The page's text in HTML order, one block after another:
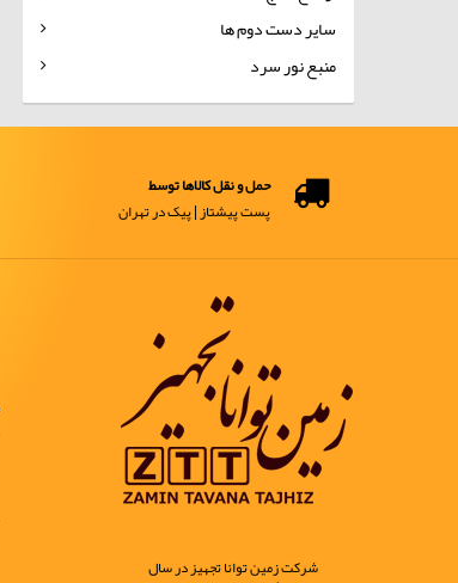
سایر دست دوم ها
منبع نور سرد
حمل و نقل کالاها توسط
پست پیشتاز | پیک در تهران
شرکت زمین توانا تجهیز در سال